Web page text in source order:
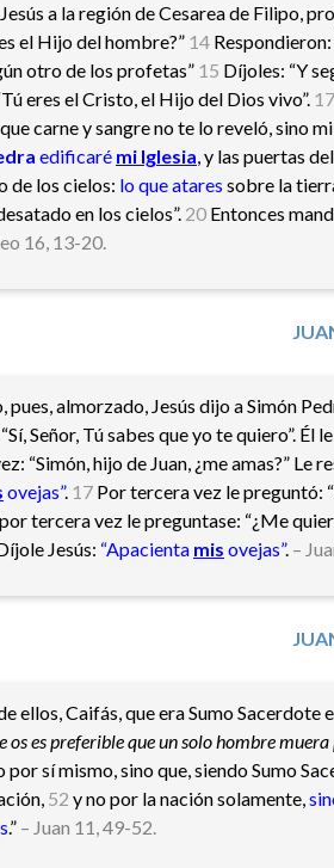
a la región de Cesarea de Filipo,
el Hijo del hombre?” 14
otro de los profetas” 15 Díjoles: “Y
eres el Cristo, el Hijo del Dios vivo”. 17
carne y sangre no te lo reveló, sino
edificaré mi Iglesia, y las puertas
de los cielos: lo que atares sobre la
en los cielos”. 20 Entonces
16, 13-20.
pues, almorzado, Jesús dijo a Simón
Señor, Tú sabes que yo te quiero”. Él
“Simón, hijo de Juan, ¿me amas?” Le
ovejas”. 17 Por tercera vez le preguntó:
tercera vez le preguntase: “¿Me
Jesús: “Apacienta mis ovejas”. –
ellos, Caifás, que era Sumo Sacerdote
os es preferible que un solo hombre
por sí mismo, sino que, siendo Sumo
52 y no por la nación solamente,
.” – Juan 11, 49-52.